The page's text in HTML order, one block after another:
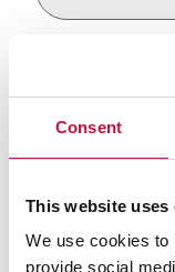
Consent
This website uses
We use cookies to
provide social